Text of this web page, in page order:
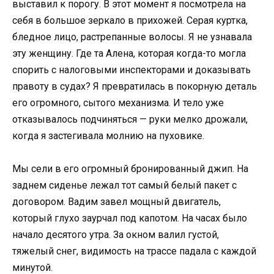
выставил к порогу. В этот момент я посмотрела на
себя в большое зеркало в прихожей. Серая куртка,
бледное лицо, растрепанные волосы. Я не узнавала
эту женщину. Где та Алена, которая когда-то могла
спорить с налоговыми инспекторами и доказывать
правоту в судах? Я превратилась в покорную деталь
его огромного, сытого механизма. И тело уже
отказывалось подчиняться — руки мелко дрожали,
когда я застегивала молнию на пуховике.
Мы сели в его огромный бронированный джип. На
заднем сиденье лежал тот самый белый пакет с
договором. Вадим завел мощный двигатель,
который глухо заурчал под капотом. На часах было
начало десятого утра. За окном валил густой,
тяжелый снег, видимость на трассе падала с каждой
минутой.